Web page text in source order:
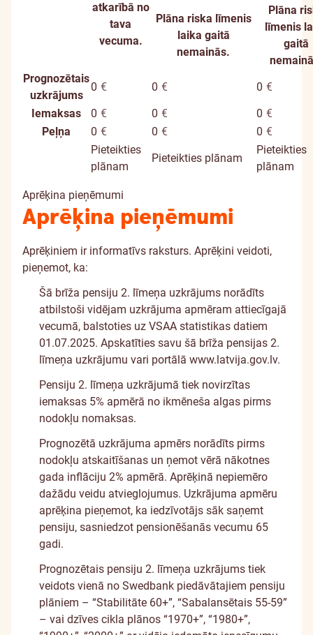
atkarībā no
tava
vecuma.
Plāna riska līmenis
laika gaitā
nemainās.
Plāna
līmenis
gaitā
Prognozētais
uzkrājums
0 € 0 € 0 €
Iemaksas
0 € 0 € 0 €
Peļņa
0 € 0 € 0 €
Pieteikties
plānam
Pieteikties plānam
Pieteikties
plānam
Aprēķina pieņēmumi
Aprēķina pieņēmumi
Aprēķiniem ir informatīvs raksturs. Aprēķini veidoti,
pieņemot, ka:
Šā brīža pensiju 2. līmeņa uzkrājums norādīts
atbilstoši vidējam uzkrājuma apmēram attiecīgajā
vecumā, balstoties uz VSAA statistikas datiem
01.07.2025. Apskatīties savu šā brīža pensijas 2.
līmeņa uzkrājumu vari portālā www.latvija.gov.lv.
Pensiju 2. līmeņa uzkrājumā tiek novirzītas
iemaksas 5% apmērā no ikmēneša algas pirms
nodokļu nomaksas.
Prognozētā uzkrājuma apmērs norādīts pirms
nodokļu atskaitīšanas un ņemot vērā nākotnes
gada inflāciju 2% apmērā. Aprēķinā nepiemēro
dažādu veidu atvieglojumus. Uzkrājuma apmēru
aprēķina pieņemot, ka iedzīvotājs sāk saņemt
pensiju, sasniedzot pensionēšanās vecumu 65
gadi.
Prognozētais pensiju 2. līmeņa uzkrājums tiek
veidots vienā no Swedbank piedāvātajiem pensiju
plāniem – “Stabilitāte 60+”, “Sabalansētais 55-59”
– vai dzīves cikla plānos “1970+”, “1980+”,